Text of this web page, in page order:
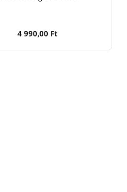
4 990,00 Ft